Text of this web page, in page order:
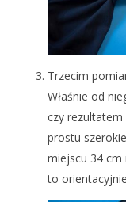
Trzecim
Właśnie od
czy
prostu
miejscu 34 cm
to